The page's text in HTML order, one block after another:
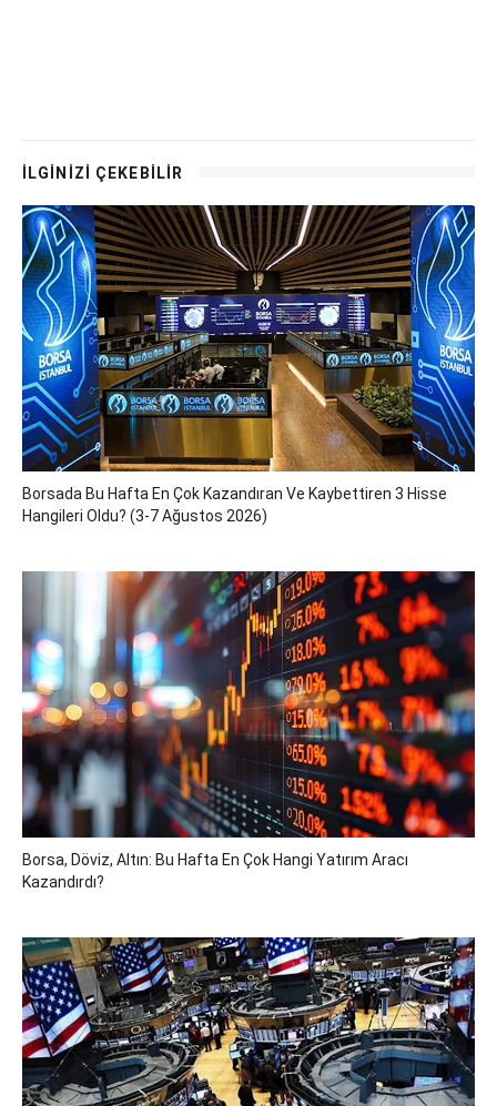
İLGİNİZİ ÇEKEBİLİR
Borsada Bu Hafta En Çok Kazandıran Ve Kaybettiren 3 Hisse
Hangileri Oldu? (3-7 Ağustos 2026)
Borsa, Döviz, Altın: Bu Hafta En Çok Hangi Yatırım Aracı
Kazandırdı?